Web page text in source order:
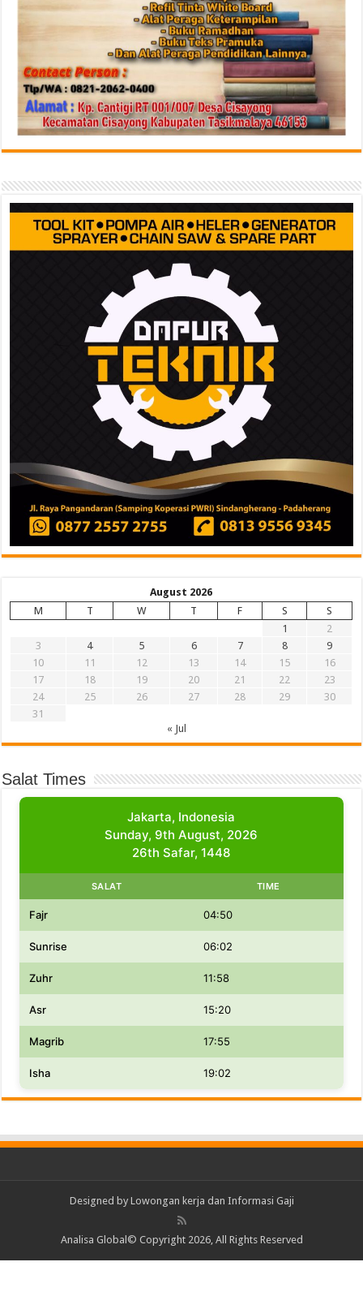
August 2026
M
T W T F S
S
1
2
3
4 5 6 7 8
9
10
11 12 13 14 15
16
17
18 19 20 21 22
23
24
25 26 27 28 29
30
31
« Jul
Salat Times
Jakarta, Indonesia
Sunday, 9th August, 2026
26th Safar, 1448
SALAT TIME
Fajr 04:50
Sunrise 06:02
Zuhr 11:58
Asr 15:20
Magrib 17:55
Isha 19:02
Designed by Lowongan kerja dan Informasi Gaji
Analisa Global© Copyright 2026, All Rights Reserved